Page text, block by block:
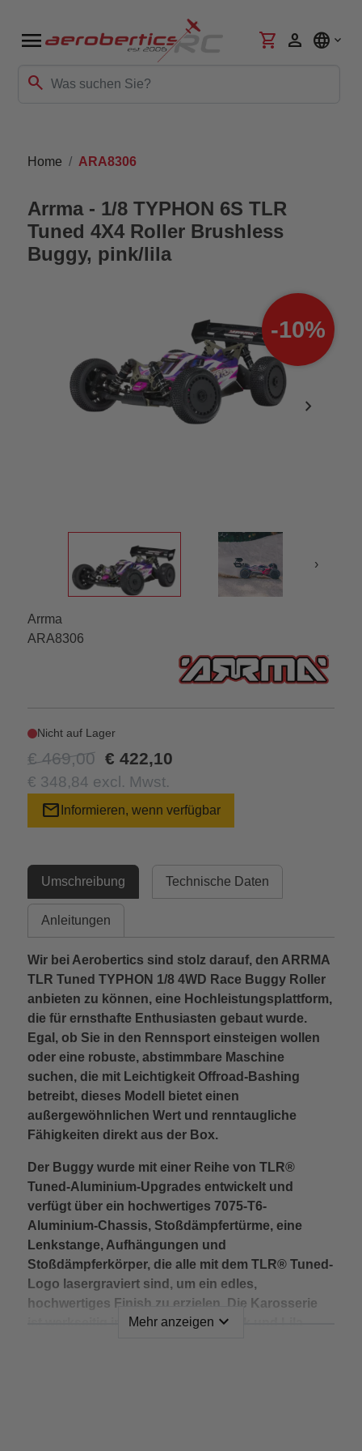
menu
search
shopping_cart person language
Home ARA8306
Arrma - 1/8 TYPHON 6S TLR
Tuned 4X4 Roller Brushless
Buggy, pink/lila
chevron_right
-10%
›
Arrma
ARA8306
Nicht auf Lager
€ 469,00 € 422,10
€ 348,84 excl. Mwst.
mail Informieren, wenn verfügbar
Umschreibung Technische Daten
Anleitungen
Wir bei Aerobertics sind stolz darauf, den ARRMA
TLR Tuned TYPHON 1/8 4WD Race Buggy Roller
anbieten zu können, eine Hochleistungsplattform,
die für ernsthafte Enthusiasten gebaut wurde.
Egal, ob Sie in den Rennsport einsteigen wollen
oder eine robuste, abstimmbare Maschine
suchen, die mit Leichtigkeit Offroad-Bashing
betreibt, dieses Modell bietet einen
außergewöhnlichen Wert und renntaugliche
Fähigkeiten direkt aus der Box.
Der Buggy wurde mit einer Reihe von TLR®
Tuned-Aluminium-Upgrades entwickelt und
verfügt über ein hochwertiges 7075-T6-
Aluminium-Chassis, Stoßdämpfertürme, eine
Lenkstange, Aufhängungen und
Stoßdämpferkörper, die alle mit dem TLR® Tuned-
Logo lasergraviert sind, um ein edles,
hochwertiges Finish zu erzielen. Die Karosserie
ist werkseitig in einem kräftigen Pink und Lila
Mehr anzeigen expand_more